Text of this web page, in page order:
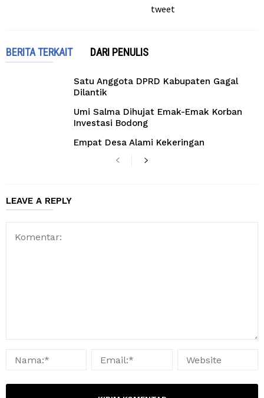
tweet
BERITA TERKAIT DARI PENULIS
Satu Anggota DPRD Kabupaten Gagal
Dilantik
Umi Salma Dihujat Emak-Emak Korban
Investasi Bodong
Empat Desa Alami Kekeringan
LEAVE A REPLY